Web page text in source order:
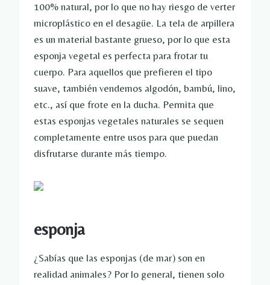
100% natural, por lo que no hay riesgo de verter
microplástico en el desagüe. La tela de arpillera
es un material bastante grueso, por lo que esta
esponja vegetal es perfecta para frotar tu
cuerpo. Para aquellos que prefieren el tipo
suave, también vendemos algodón, bambú, lino,
etc., así que frote en la ducha. Permita que
estas esponjas vegetales naturales se sequen
completamente entre usos para que puedan
disfrutarse durante más tiempo.
esponja
¿Sabías que las esponjas (de mar) son en
realidad animales? Por lo general, tienen solo